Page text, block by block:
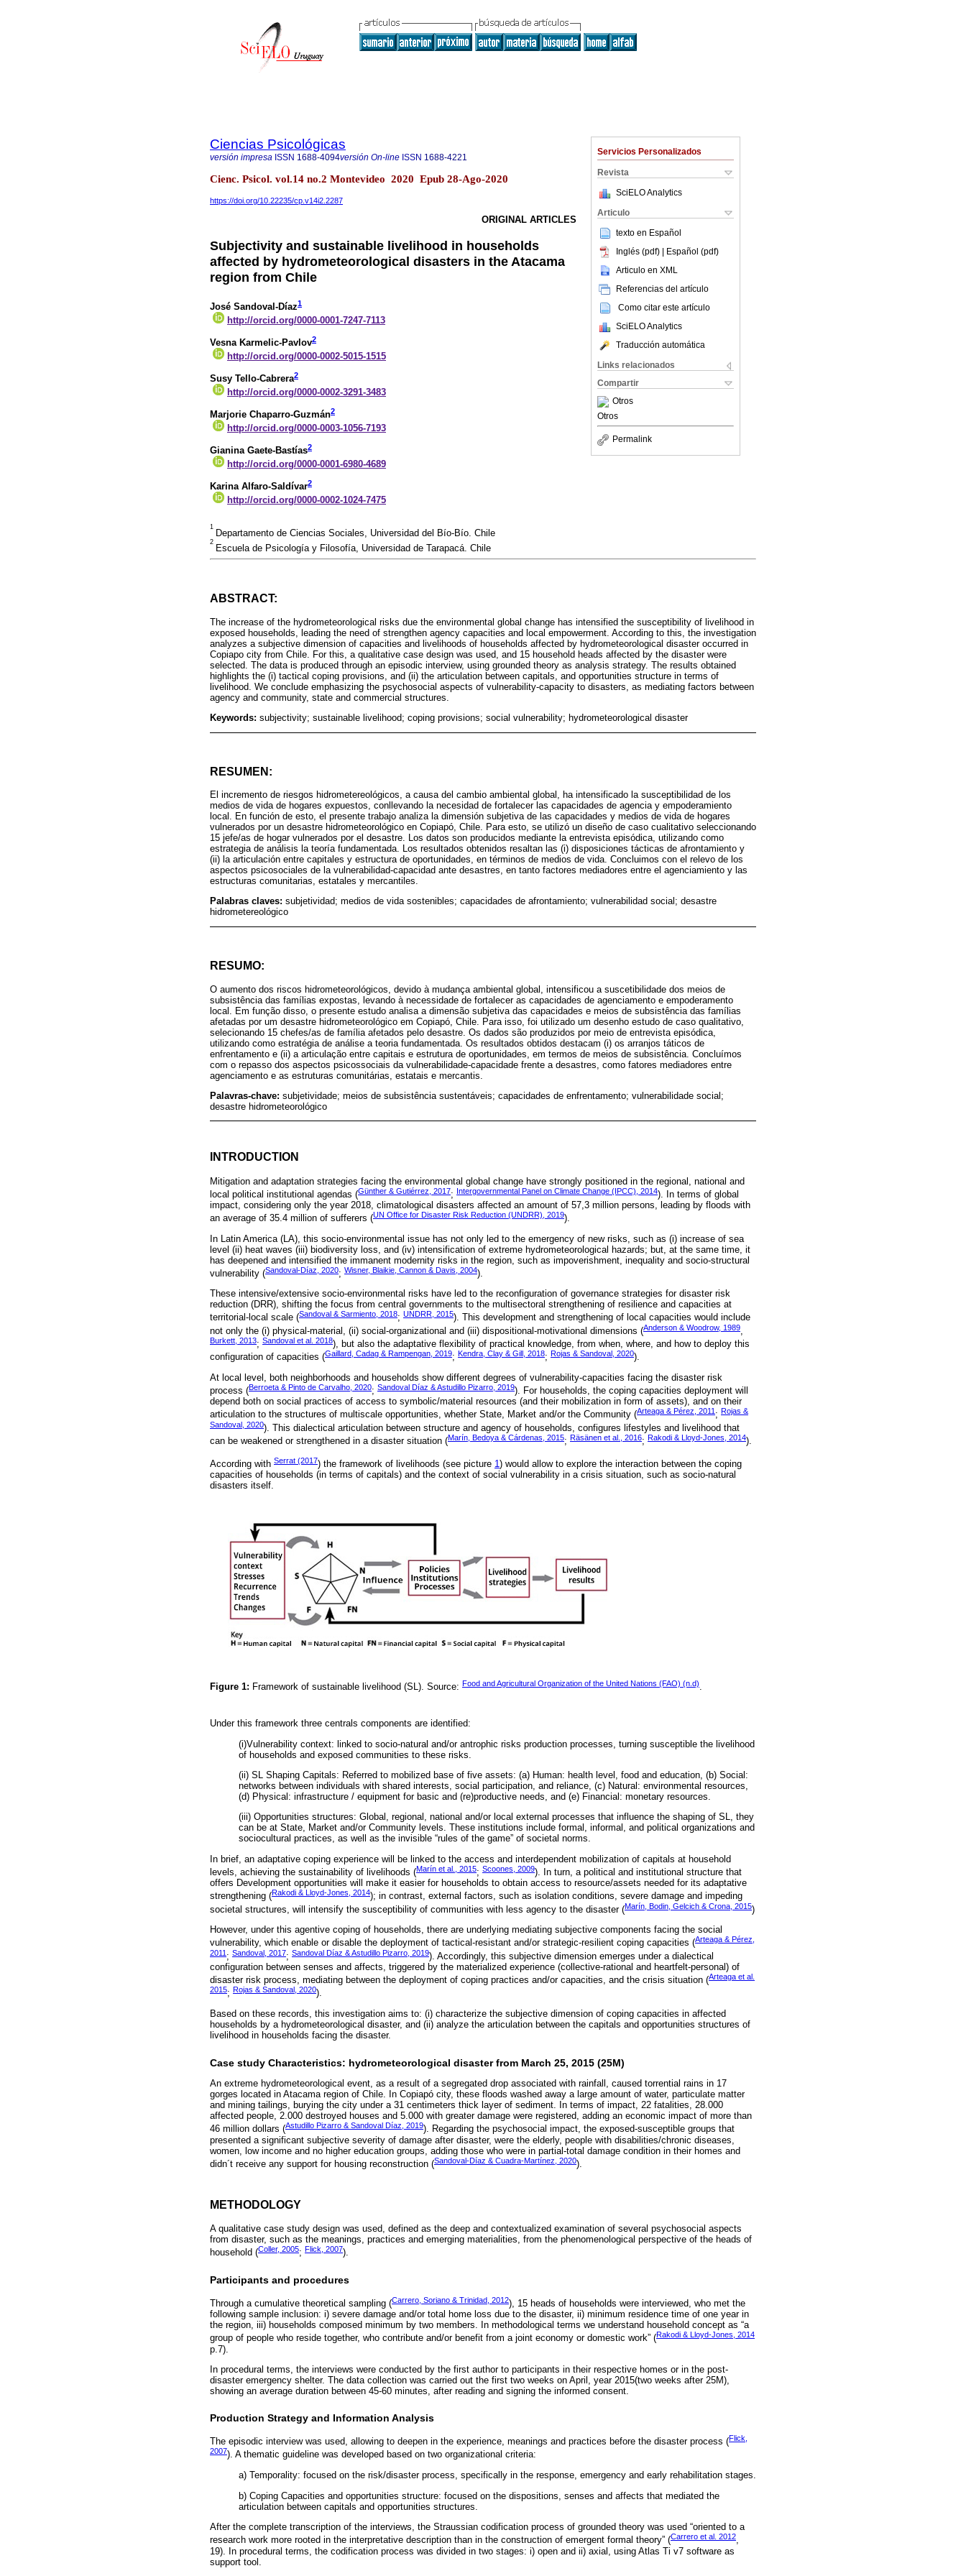
Servicios Personalizados
Revista
SciELO Analytics
Articulo
texto en Español
Inglés (pdf) | Español (pdf)
Articulo en XML
Referencias del artículo
Como citar este artículo
SciELO Analytics
Traducción automática
Links relacionados
Compartir
Otros
Otros
Permalink
Ciencias Psicológicas
versión impresa ISSN 1688-4094versión On-line ISSN 1688-4221
Cienc. Psicol. vol.14 no.2 Montevideo 2020 Epub 28-Ago-2020
https://doi.org/10.22235/cp.v14i2.2287
ORIGINAL ARTICLES
Subjectivity and sustainable livelihood in households
affected by hydrometeorological disasters in the Atacama
region from Chile
José Sandoval-Díaz1
http://orcid.org/0000-0001-7247-7113
Vesna Karmelic-Pavlov2
http://orcid.org/0000-0002-5015-1515
Susy Tello-Cabrera2
http://orcid.org/0000-0002-3291-3483
Marjorie Chaparro-Guzmán2
http://orcid.org/0000-0003-1056-7193
Gianina Gaete-Bastías2
http://orcid.org/0000-0001-6980-4689
Karina Alfaro-Saldívar2
http://orcid.org/0000-0002-1024-7475
1
Departamento de Ciencias Sociales, Universidad del Bío-Bío. Chile
2
Escuela de Psicología y Filosofía, Universidad de Tarapacá. Chile
ABSTRACT:
The increase of the hydrometeorological risks due the environmental global change has intensified the susceptibility of livelihood in
exposed households, leading the need of strengthen agency capacities and local empowerment. According to this, the investigation
analyzes a subjective dimension of capacities and livelihoods of households affected by hydrometeorological disaster occurred in
Copiapo city from Chile. For this, a qualitative case design was used, and 15 household heads affected by the disaster were
selected. The data is produced through an episodic interview, using grounded theory as analysis strategy. The results obtained
highlights the (i) tactical coping provisions, and (ii) the articulation between capitals, and opportunities structure in terms of
livelihood. We conclude emphasizing the psychosocial aspects of vulnerability-capacity to disasters, as mediating factors between
agency and community, state and commercial structures.
Keywords: subjectivity; sustainable livelihood; coping provisions; social vulnerability; hydrometeorological disaster
RESUMEN:
El incremento de riesgos hidrometereológicos, a causa del cambio ambiental global, ha intensificado la susceptibilidad de los
medios de vida de hogares expuestos, conllevando la necesidad de fortalecer las capacidades de agencia y empoderamiento
local. En función de esto, el presente trabajo analiza la dimensión subjetiva de las capacidades y medios de vida de hogares
vulnerados por un desastre hidrometeorológico en Copiapó, Chile. Para esto, se utilizó un diseño de caso cualitativo seleccionando
15 jefe/as de hogar vulnerados por el desastre. Los datos son producidos mediante la entrevista episódica, utilizando como
estrategia de análisis la teoría fundamentada. Los resultados obtenidos resaltan las (i) disposiciones tácticas de afrontamiento y
(ii) la articulación entre capitales y estructura de oportunidades, en términos de medios de vida. Concluimos con el relevo de los
aspectos psicosociales de la vulnerabilidad-capacidad ante desastres, en tanto factores mediadores entre el agenciamiento y las
estructuras comunitarias, estatales y mercantiles.
Palabras claves: subjetividad; medios de vida sostenibles; capacidades de afrontamiento; vulnerabilidad social; desastre
hidrometereológico
RESUMO:
O aumento dos riscos hidrometeorológicos, devido à mudança ambiental global, intensificou a suscetibilidade dos meios de
subsistência das famílias expostas, levando à necessidade de fortalecer as capacidades de agenciamento e empoderamento
local. Em função disso, o presente estudo analisa a dimensão subjetiva das capacidades e meios de subsistência das famílias
afetadas por um desastre hidrometeorológico em Copiapó, Chile. Para isso, foi utilizado um desenho estudo de caso qualitativo,
selecionando 15 chefes/as de família afetados pelo desastre. Os dados são produzidos por meio de entrevista episódica,
utilizando como estratégia de análise a teoria fundamentada. Os resultados obtidos destacam (i) os arranjos táticos de
enfrentamento e (ii) a articulação entre capitais e estrutura de oportunidades, em termos de meios de subsistência. Concluímos
com o repasso dos aspectos psicossociais da vulnerabilidade-capacidade frente a desastres, como fatores mediadores entre
agenciamento e as estruturas comunitárias, estatais e mercantis.
Palavras-chave: subjetividade; meios de subsistência sustentáveis; capacidades de enfrentamento; vulnerabilidade social;
desastre hidrometeorológico
INTRODUCTION
Mitigation and adaptation strategies facing the environmental global change have strongly positioned in the regional, national and
local political institutional agendas (Günther & Gutiérrez, 2017; Intergovernmental Panel on Climate Change (IPCC), 2014). In terms of global
impact, considering only the year 2018, climatological disasters affected an amount of 57,3 million persons, leading by floods with
an average of 35.4 million of sufferers (UN Office for Disaster Risk Reduction (UNDRR), 2019).
In Latin America (LA), this socio-environmental issue has not only led to the emergency of new risks, such as (i) increase of sea
level (ii) heat waves (iii) biodiversity loss, and (iv) intensification of extreme hydrometeorological hazards; but, at the same time, it
has deepened and intensified the immanent modernity risks in the region, such as impoverishment, inequality and socio-structural
vulnerability (Sandoval-Díaz, 2020; Wisner, Blaikie, Cannon & Davis, 2004).
These intensive/extensive socio-environmental risks have led to the reconfiguration of governance strategies for disaster risk
reduction (DRR), shifting the focus from central governments to the multisectoral strengthening of resilience and capacities at
territorial-local scale (Sandoval & Sarmiento, 2018; UNDRR, 2015). This development and strengthening of local capacities would include
not only the (i) physical-material, (ii) social-organizational and (iii) dispositional-motivational dimensions (Anderson & Woodrow, 1989,
Burkett, 2013; Sandoval et al. 2018), but also the adaptative flexibility of practical knowledge, from when, where, and how to deploy this
configuration of capacities (Gaillard, Cadag & Rampengan, 2019; Kendra, Clay & Gill, 2018; Rojas & Sandoval, 2020).
At local level, both neighborhoods and households show different degrees of vulnerability-capacities facing the disaster risk
process (Berroeta & Pinto de Carvalho, 2020; Sandoval Díaz & Astudillo Pizarro, 2019). For households, the coping capacities deployment will
depend both on social practices of access to symbolic/material resources (and their mobilization in form of assets), and on their
articulation to the structures of multiscale opportunities, whether State, Market and/or the Community (Arteaga & Pérez, 2011 ; Rojas &
Sandoval, 2020). This dialectical articulation between structure and agency of households, configures lifestyles and livelihood that
can be weakened or strengthened in a disaster situation (Marín, Bedoya & Cárdenas, 2015; Räsänen et al., 2016; Rakodi & Lloyd-Jones, 2014).
According with Serrat (2017) the framework of livelihoods (see picture 1) would allow to explore the interaction between the coping
capacities of households (in terms of capitals) and the context of social vulnerability in a crisis situation, such as socio-natural
disasters itself.
Figure 1: Framework of sustainable livelihood (SL). Source: Food and Agricultural Organization of the United Nations (FAO) (n.d)
Under this framework three centrals components are identified:
(i)Vulnerability context: linked to socio-natural and/or antrophic risks production processes, turning susceptible the livelihood
of households and exposed communities to these risks.
(ii) SL Shaping Capitals: Referred to mobilized base of five assets: (a) Human: health level, food and education, (b) Social:
networks between individuals with shared interests, social participation, and reliance, (c) Natural: environmental resources,
(d) Physical: infrastructure / equipment for basic and (re)productive needs, and (e) Financial: monetary resources.
(iii) Opportunities structures: Global, regional, national and/or local external processes that influence the shaping of SL, they
can be at State, Market and/or Community levels. These institutions include formal, informal, and political organizations and
sociocultural practices, as well as the invisible “rules of the game” of societal norms.
In brief, an adaptative coping experience will be linked to the access and interdependent mobilization of capitals at household
levels, achieving the sustainability of livelihoods (Marín et al., 2015; Scoones, 2009). In turn, a political and institutional structure that
offers Development opportunities will make it easier for households to obtain access to resource/assets needed for its adaptative
strengthening (Rakodi & Lloyd-Jones, 2014); in contrast, external factors, such as isolation conditions, severe damage and impeding
societal structures, will intensify the susceptibility of communities with less agency to the disaster (Marín, Bodin, Gelcich & Crona, 2015)
However, under this agentive coping of households, there are underlying mediating subjective components facing the social
vulnerability, which enable or disable the deployment of tactical-resistant and/or strategic-resilient coping capacities (Arteaga & Pérez,
2011 ; Sandoval, 2017; Sandoval Díaz & Astudillo Pizarro, 2019). Accordingly, this subjective dimension emerges under a dialectical
configuration between senses and affects, triggered by the materialized experience (collective-rational and heartfelt-personal) of
disaster risk process, mediating between the deployment of coping practices and/or capacities, and the crisis situation (Arteaga et al.
2015; Rojas & Sandoval, 2020).
Based on these records, this investigation aims to: (i) characterize the subjective dimension of coping capacities in affected
households by a hydrometeorological disaster, and (ii) analyze the articulation between the capitals and opportunities structures of
livelihood in households facing the disaster.
Case study Characteristics: hydrometeorological disaster from March 25, 2015 (25M)
An extreme hydrometeorological event, as a result of a segregated drop associated with rainfall, caused torrential rains in 17
gorges located in Atacama region of Chile. In Copiapó city, these floods washed away a large amount of water, particulate matter
and mining tailings, burying the city under a 31 centimeters thick layer of sediment. In terms of impact, 22 fatalities, 28.000
affected people, 2.000 destroyed houses and 5.000 with greater damage were registered, adding an economic impact of more than
46 million dollars (Astudillo Pizarro & Sandoval Díaz, 2019). Regarding the psychosocial impact, the exposed-susceptible groups that
presented a significant subjective severity of damage after disaster, were the elderly, people with disabilities/chronic diseases,
women, low income and no higher education groups, adding those who were in partial-total damage condition in their homes and
didn´t receive any support for housing reconstruction (Sandoval-Díaz & Cuadra-Martínez, 2020).
METHODOLOGY
A qualitative case study design was used, defined as the deep and contextualized examination of several psychosocial aspects
from disaster, such as the meanings, practices and emerging materialities, from the phenomenological perspective of the heads of
household (Coller, 2005; Flick, 2007).
Participants and procedures
Through a cumulative theoretical sampling (Carrero, Soriano & Trinidad, 2012), 15 heads of households were interviewed, who met the
following sample inclusion: i) severe damage and/or total home loss due to the disaster, ii) minimum residence time of one year in
the region, iii) households composed minimum by two members. In methodological terms we understand household concept as “a
group of people who reside together, who contribute and/or benefit from a joint economy or domestic work” (Rakodi & Lloyd-Jones, 2014
p.7).
In procedural terms, the interviews were conducted by the first author to participants in their respective homes or in the post-
disaster emergency shelter. The data collection was carried out the first two weeks on April, year 2015(two weeks after 25M),
showing an average duration between 45-60 minutes, after reading and signing the informed consent.
Production Strategy and Information Analysis
The episodic interview was used, allowing to deepen in the experience, meanings and practices before the disaster process (Flick,
2007). A thematic guideline was developed based on two organizational criteria:
a) Temporality: focused on the risk/disaster process, specifically in the response, emergency and early rehabilitation stages.
b) Coping Capacities and opportunities structure: focused on the dispositions, senses and affects that mediated the
articulation between capitals and opportunities structures.
After the complete transcription of the interviews, the Straussian codification process of grounded theory was used “oriented to a
research work more rooted in the interpretative description than in the construction of emergent formal theory” (Carrero et al. 2012,
19). In procedural terms, the codification process was divided in two stages: i) open and ii) axial, using Atlas Ti v7 software as
support tool.